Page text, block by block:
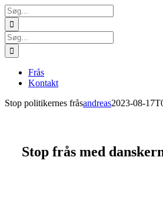
Skip
to
content
Søg
efter:
Søg
efter:
Frås
Kontakt
Stop politikernes fråsandreas2023-08-
Stop frås med